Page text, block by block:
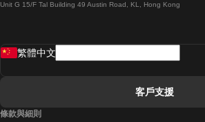
羅馬開往拿坡里的列車
Unit G 15/F Tal Building 49 Austin Road, KL, Hong Kong
繁體中文
客戶支援
條款與細則